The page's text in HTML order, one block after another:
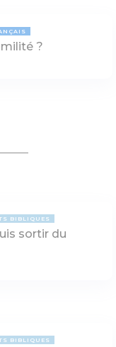
?
BIBLIQUES
sortir du
BIBLIQUES